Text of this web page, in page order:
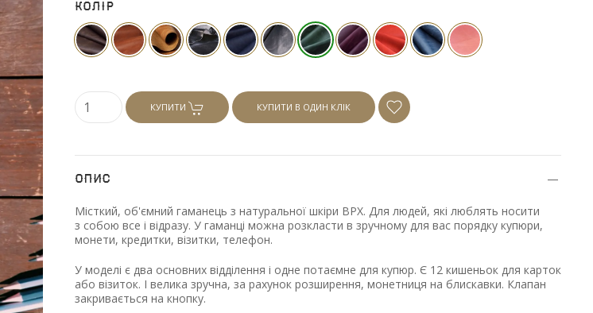
Колір
КУПИТИ КУПИТИ В ОДИН КЛІК
Опис
Місткий, об'ємний гаманець з натуральної шкіри ВРХ. Для людей, які люблять носити
з собою все і відразу. У гаманці можна розкласти в зручному для вас порядку купюри,
монети, кредитки, візитки, телефон.
У моделі є два основних відділення і одне потаємне для купюр. Є 12 кишеньок для карток
або візиток. І велика зручна, за рахунок розширення, монетниця на блискавки. Клапан
закривається на кнопку.